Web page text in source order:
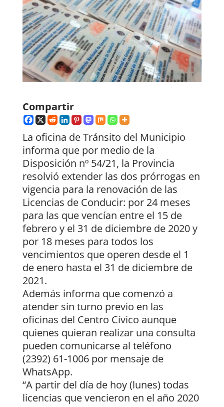
Compartir
La oficina de Tránsito del Municipio
informa que por medio de la
Disposición nº 54/21, la Provincia
resolvió extender las dos prórrogas en
vigencia para la renovación de las
Licencias de Conducir: por 24 meses
para las que vencían entre el 15 de
febrero y el 31 de diciembre de 2020 y
por 18 meses para todos los
vencimientos que operen desde el 1
de enero hasta el 31 de diciembre de
2021.
Además informa que comenzó a
atender sin turno previo en las
oficinas del Centro Cívico aunque
quienes quieran realizar una consulta
pueden comunicarse al teléfono
(2392) 61-1006 por mensaje de
WhatsApp.
“A partir del día de hoy (lunes) todas
licencias que vencieron en el año 2020